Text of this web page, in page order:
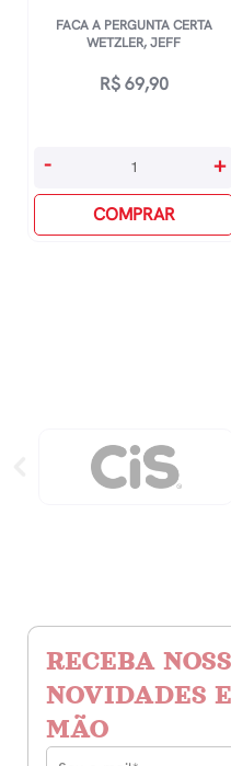
FACA A PERGUNTA CERTA
WETZLER, JEFF
R$69,90
Faca
Pergunta
Certa
- +
COMPRAR
RECEBA
NOVIDADES
MÃO